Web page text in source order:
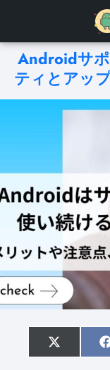
Androidサ
ティとアッ
S
h
X
(